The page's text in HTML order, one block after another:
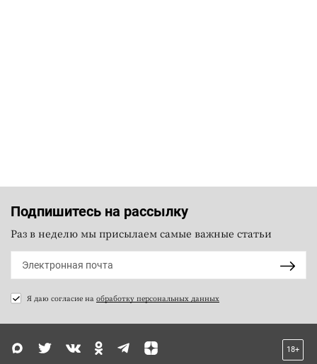
Подпишитесь на рассылку
Раз в неделю мы присылаем самые важные статьи
Я даю согласие на обработку персональных данных
18+